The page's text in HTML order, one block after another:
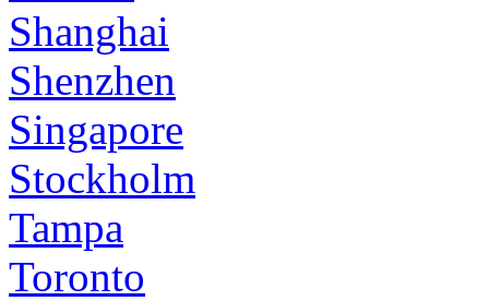
Shanghai
Shenzhen
Singapore
Stockholm
Tampa
Toronto